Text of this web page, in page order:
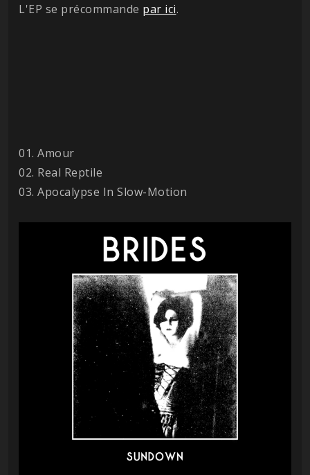
L'EP se précommande par ici.
01. Amour
02. Real Reptile
03. Apocalypse In Slow-Motion